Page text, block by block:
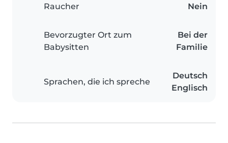
Raucher Nein
Bevorzugter Ort zum
Babysitten
Bei der
Familie
Sprachen, die ich spreche
Deutsch
Englisch